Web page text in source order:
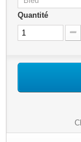
Quantité